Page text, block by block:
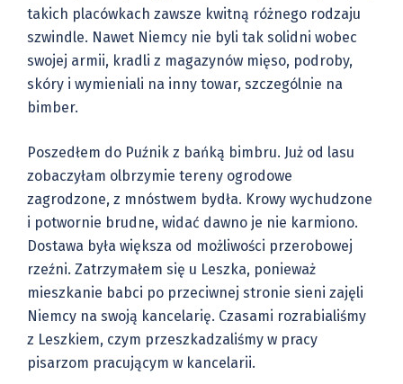
takich placówkach zawsze kwitną różnego rodzaju
szwindle. Nawet Niemcy nie byli tak solidni wobec
swojej armii, kradli z magazynów mięso, podroby,
skóry i wymieniali na inny towar, szczególnie na
bimber.
Poszedłem do Puźnik z bańką bimbru. Już od lasu
zobaczyłam olbrzymie tereny ogrodowe
zagrodzone, z mnóstwem bydła. Krowy wychudzone
i potwornie brudne, widać dawno je nie karmiono.
Dostawa była większa od możliwości przerobowej
rzeźni. Zatrzymałem się u Leszka, ponieważ
mieszkanie babci po przeciwnej stronie sieni zajęli
Niemcy na swoją kancelarię. Czasami rozrabialiśmy
z Leszkiem, czym przeszkadzaliśmy w pracy
pisarzom pracującym w kancelarii.